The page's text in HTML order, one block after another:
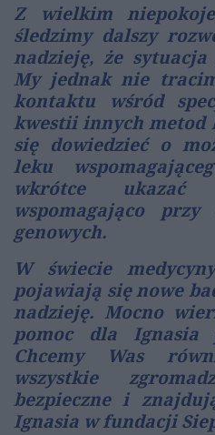
Z wielkim
śledzimy dalszy
nadzieję, że
My jednak nie
kontaktu wśród
kwestii innych metod
się dowiedzieć o
leku
wkrótce
wspomagająco
genowych.
W świecie
pojawiają się nowe
nadzieję. Mocno
pomoc dla Ignasia
Chcemy Was
wszystkie
bezpieczne i
Ignasia w fundacji